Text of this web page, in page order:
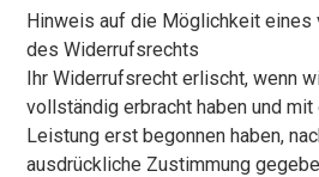
Hinweis auf die Möglichkeit eines
des Widerrufsrechts
Ihr Widerrufsrecht erlischt, wenn
vollständig erbracht haben und
Leistung erst begonnen haben,
ausdrückliche Zustimmung